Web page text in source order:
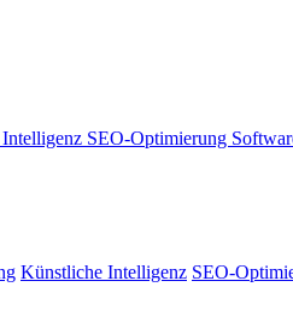
SEO-Optimierung
Künstliche Intelligenz SEO-